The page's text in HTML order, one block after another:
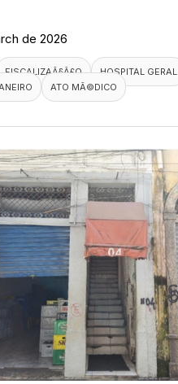
de 2026
FISCALIZAÃ§Ã£O
HOSPITAL GERAL
ATO MÃ©DICO